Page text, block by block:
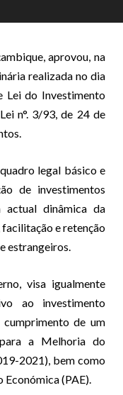
aprovou, na
realizada no dia
Lei do Investimento
n°. 3/93, de 24 de
legal básico e
de investimentos
actual dinâmica da
e retenção
estrangeiros.
visa igualmente
ao investimento
de um
a Melhoria do
2021), bem como
(PAE).